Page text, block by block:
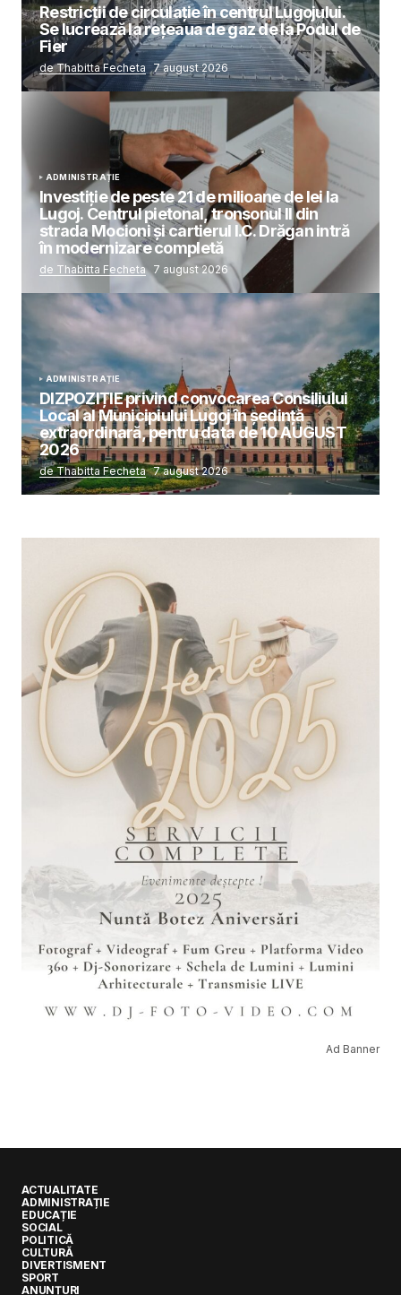
Restricții de circulație în centrul Lugojului.
Se lucrează la rețeaua de gaz de la Podul de
Fier
de Thabitta Fecheta 7 august 2026
ADMINISTRAȚIE
Investiție de peste 21 de milioane de lei la
Lugoj. Centrul pietonal, tronsonul II din
strada Mocioni și cartierul I.C. Drăgan intră
în modernizare completă
de Thabitta Fecheta 7 august 2026
ADMINISTRAȚIE
DIZPOZIȚIE privind convocarea Consiliului
Local al Municipiului Lugoj în şedinţă
extraordinară, pentru data de 10 AUGUST
2026
de Thabitta Fecheta 7 august 2026
Ad Banner
ACTUALITATE
ADMINISTRAȚIE
EDUCAȚIE
SOCIAL
POLITICĂ
CULTURĂ
DIVERTISMENT
SPORT
ANUNȚURI